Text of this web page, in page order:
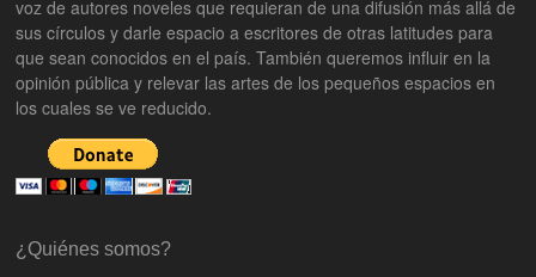
voz de autores noveles que requieran de una difusión más allá de
sus círculos y darle espacio a escritores de otras latitudes para
que sean conocidos en el país. También queremos influir en la
opinión pública y relevar las artes de los pequeños espacios en
los cuales se ve reducido.
¿Quiénes somos?